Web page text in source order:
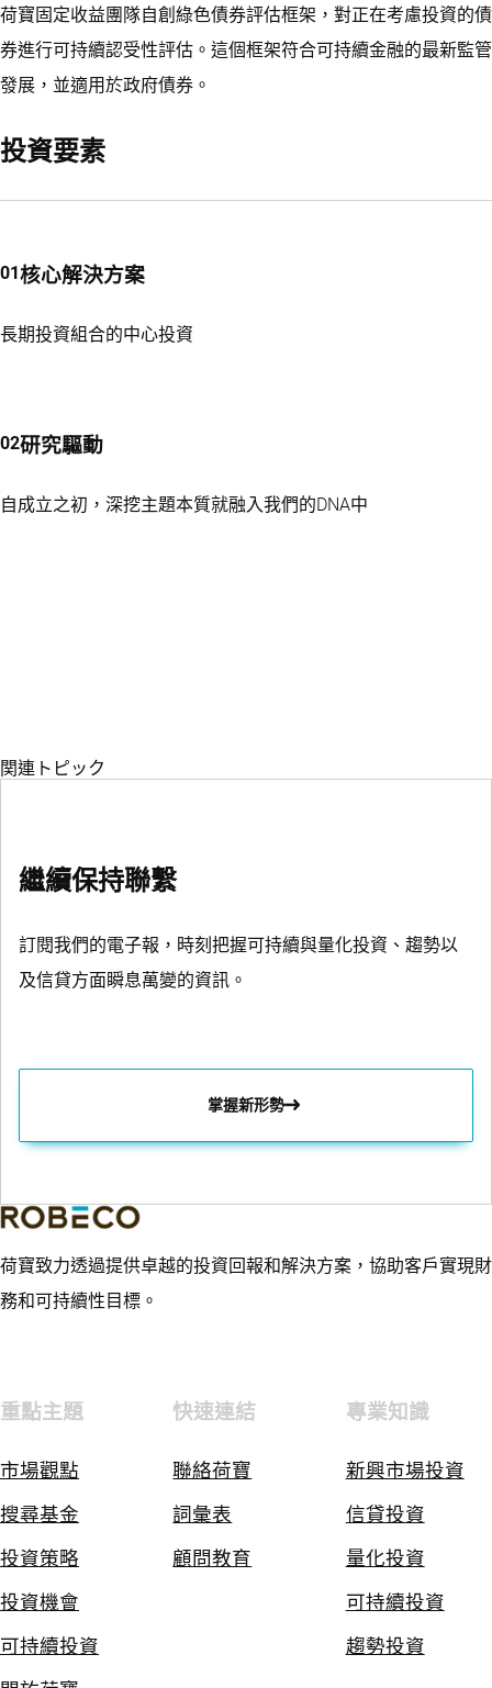
荷寶固定收益團隊自創綠色債券評估框架，對正在考慮投資的債
券進行可持續認受性評估。這個框架符合可持續金融的最新監管
發展，並適用於政府債券。
投資要素
核心解決方案
長期投資組合的中心投資
研究驅動
自成立之初，深挖主題本質就融入我們的DNA中
関連トピック
繼續保持聯繫
訂閱我們的電子報，時刻把握可持續與量化投資、趨勢以
及信貸方面瞬息萬變的資訊。
掌握新形勢
荷寶致力透過提供卓越的投資回報和解決方案，協助客戶實現財
務和可持續性目標。
重點主題
市場觀點
搜尋基金
投資策略
投資機會
可持續投資
快速連結
聯絡荷寶
詞彙表
顧問教育
專業知識
新興市場投資
信貸投資
量化投資
可持續投資
趨勢投資